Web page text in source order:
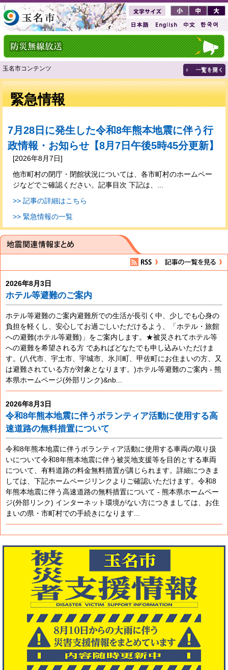
玉名市コンテンツ
緊急情報
7月28日に発生した令和8年熊本地震に伴う行
政情報・お知らせ【8月7日午後5時45分更新】
[2026年8月7日]
他市町村の閉庁・閉館状況については、各市町村のホームペー
ジなどでご確認ください。記事目次 下記は、...
>> 記事の詳細はこちら
>> 緊急情報の一覧
2026年8月3日
ホテル等避難のご案内
ホテル等避難のご案内避難所での生活が長引く中、少しでも心身の
負担を軽くし、安心してお過ごしいただけるよう、「ホテル・旅館
への避難(ホテル等避難)」をご案内します。★被災されてホテル等
への避難を希望される方 であればどなたでも申し込みいただけま
す。(八代市、宇土市、宇城市、氷川町、甲佐町にお住まいの方、又
は避難されている方が対象となります。​)ホテル等避難のご案内 - 熊
本県ホームページ(外部リンク)&nb...
2026年8月3日
令和8年熊本地震に伴うボランティア活動に使用する高
速道路の無料措置について
令和8年熊本地震に伴うボランティア活動に使用する車両の取り扱
いについて令和8年熊本地震に伴う被災地支援等を目的とする車両
について、有料道路の料金無料措置が講じられます。詳細につきま
しては、下記ホームページリンクよりご確認いただけます。令和8
年熊本地震に伴う高速道路の無料措置について - 熊本県ホームペー
ジ(外部リンク) インターネット環境がない方につきましては、お住
まいの県・市町村での手続きになります...